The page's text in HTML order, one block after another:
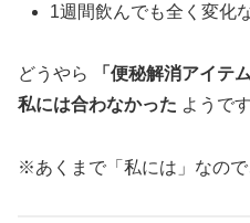
1週間飲んでも全く変化
どうやら 「便秘解消アイテ
私には合わなかった ようです
※あくまで「私には」なので